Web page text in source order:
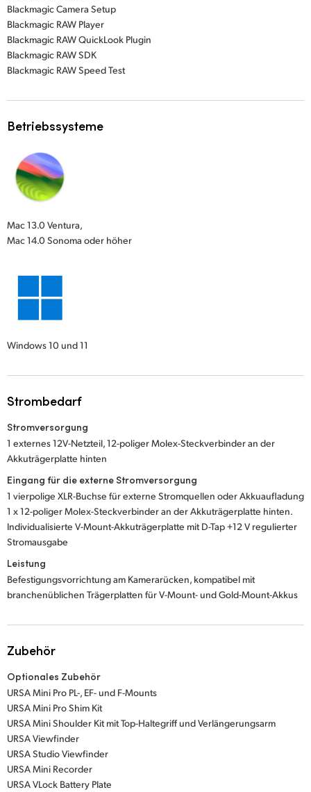
Blackmagic Camera Setup
Blackmagic RAW Player
Blackmagic RAW QuickLook Plugin
Blackmagic RAW SDK
Blackmagic RAW Speed Test
Betriebssysteme
Mac 13.0 Ventura,
Mac 14.0 Sonoma oder höher
Windows 10 und 11
Strombedarf
Stromversorgung
1 externes 12V-Netzteil, 12-poliger Molex-Steckverbinder an der
Akkuträgerplatte hinten
Eingang für die externe Stromversorgung
1 vierpolige XLR-Buchse für externe Stromquellen oder Akkuaufladung
1 x 12-poliger Molex-Steckverbinder an der Akkuträgerplatte hinten.
Individualisierte V-Mount-Akkuträgerplatte mit D-Tap +12 V regulierter
Stromausgabe
Leistung
Befestigungsvorrichtung am Kamerarücken, kompatibel mit
branchenüblichen Trägerplatten für V-Mount- und Gold-Mount-Akkus
Zubehör
Optionales Zubehör
URSA Mini Pro PL-, EF- und F-Mounts
URSA Mini Pro Shim Kit
URSA Mini Shoulder Kit mit Top-Haltegriff und Verlängerungsarm
URSA Viewfinder
URSA Studio Viewfinder
URSA Mini Recorder
URSA VLock Battery Plate